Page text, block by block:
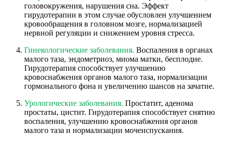
головокружения, нарушения сна. Эффект
гирудотерапии в этом случае обусловлен улучшением
кровообращения в головном мозге, нормализацией
нервной регуляции и снижением уровня стресса.
Гинекологические заболевания. Воспаления в органах
малого таза, эндометриоз, миома матки, бесплодие.
Гирудотерапия способствует улучшению
кровоснабжения органов малого таза, нормализации
гормонального фона и увеличению шансов на зачатие.
Урологические заболевания. Простатит, аденома
простаты, цистит. Гирудотерапия способствует снятию
воспаления, улучшению кровоснабжения органов
малого таза и нормализации мочеиспускания.